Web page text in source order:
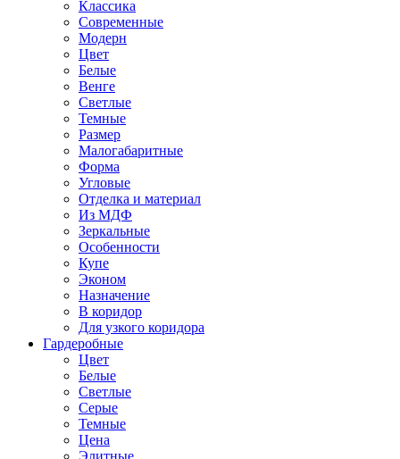
Классика
Современные
Модерн
Цвет
Белые
Венге
Светлые
Темные
Размер
Малогабаритные
Форма
Угловые
Отделка и материал
Из МДФ
Зеркальные
Особенности
Купе
Эконом
Назначение
В коридор
Для узкого коридора
Гардеробные
Цвет
Белые
Светлые
Серые
Темные
Цена
Элитные